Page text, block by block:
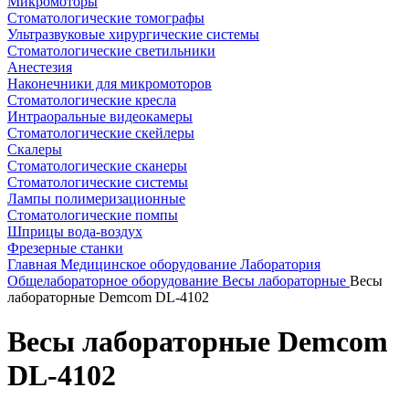
Стоматологические томографы
Ультразвуковые хирургические системы
Стоматологические светильники
Анестезия
Наконечники для микромоторов
Стоматологические кресла
Интраоральные видеокамеры
Стоматологические скейлеры
Скалеры
Стоматологические сканеры
Стоматологические системы
Лампы полимеризационные
Стоматологические помпы
Шприцы вода-воздух
Фрезерные станки
Главная Медицинское оборудование Лаборатория
Общелабораторное оборудование Весы лабораторные Весы
лабораторные Demcom DL-4102
Весы лабораторные Demcom
DL-4102